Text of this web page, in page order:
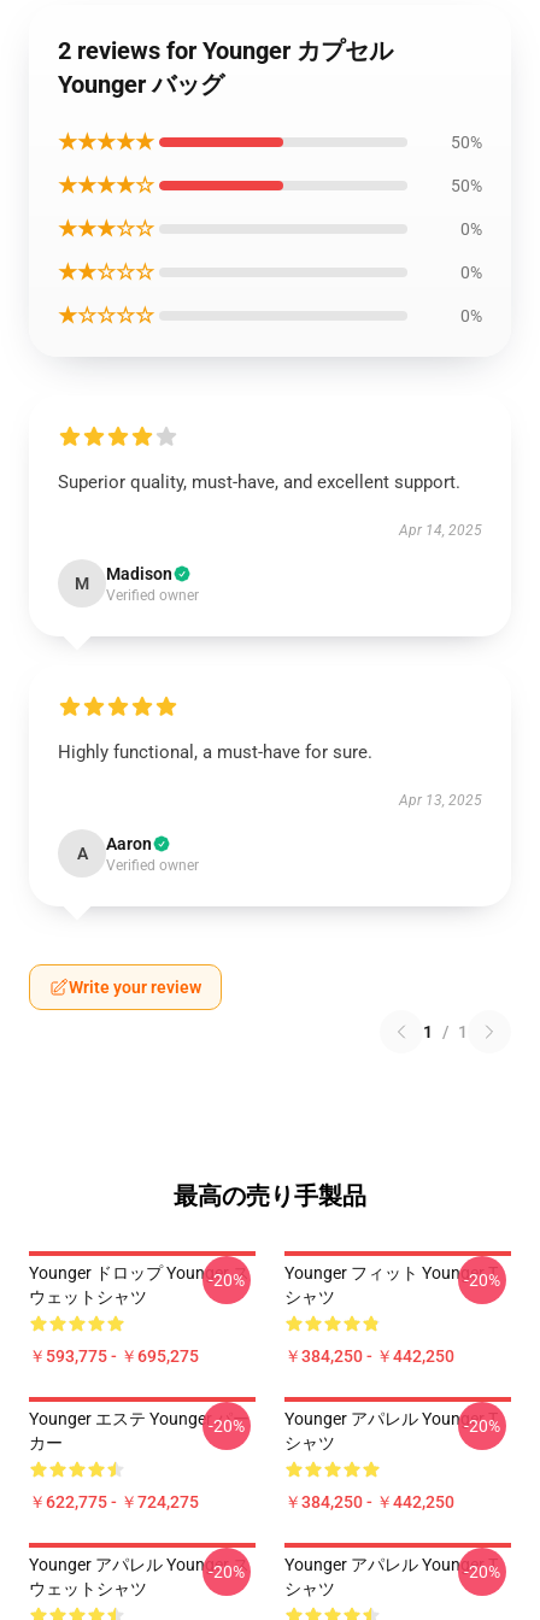
2 reviews for Younger カプセル
Younger バッグ
★★★★★ 50%
★★★★☆ 50%
★★★☆☆ 0%
★★☆☆☆ 0%
★☆☆☆☆ 0%
Superior quality, must-have, and excellent support.
Apr 14, 2025
M Madison
Verified owner
Highly functional, a must-have for sure.
Apr 13, 2025
A Aaron
Verified owner
Write your review
1 / 1
最高の売り手製品
Younger ドロップ Younger ス
ウェットシャツ
￥593,775 - ￥695,275
-20%
Younger フィット Younger T
シャツ
￥384,250 - ￥442,250
-20%
Younger エステ Younger パー
カー
￥622,775 - ￥724,275
-20%
Younger アパレル Younger T
シャツ
￥384,250 - ￥442,250
-20%
Younger アパレル Younger ス
ウェットシャツ
-20%
Younger アパレル Younger T
シャツ
-20%